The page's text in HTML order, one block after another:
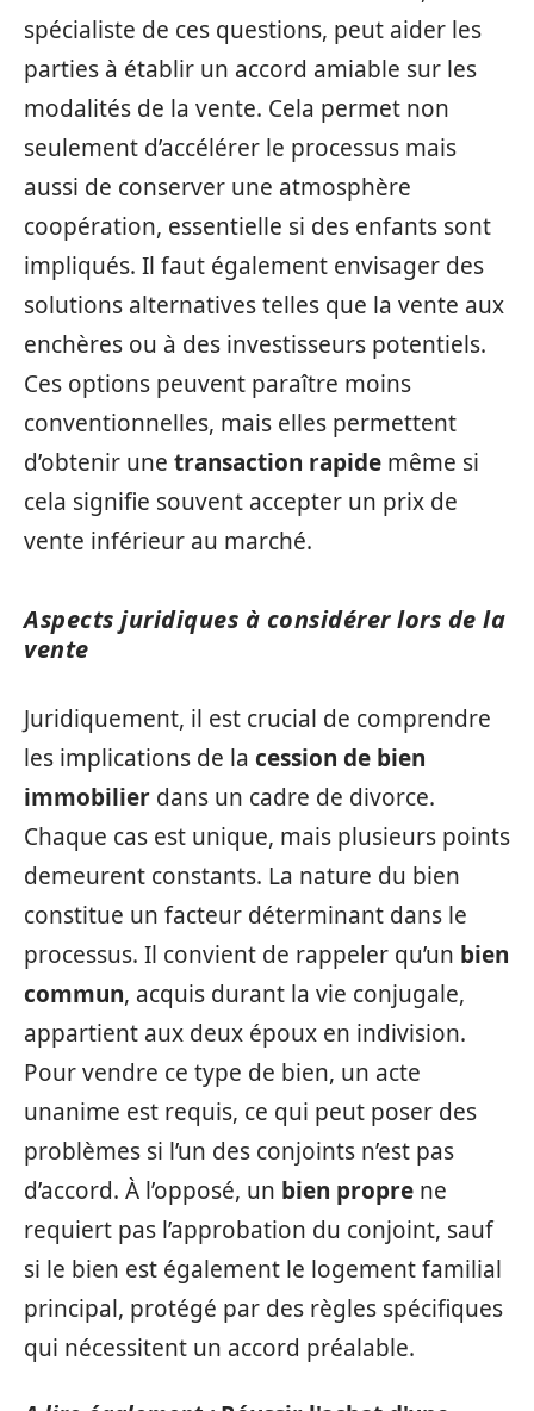
spécialiste de ces questions, peut aider les
parties à établir un accord amiable sur les
modalités de la vente. Cela permet non
seulement d’accélérer le processus mais
aussi de conserver une atmosphère
coopération, essentielle si des enfants sont
impliqués. Il faut également envisager des
solutions alternatives telles que la vente aux
enchères ou à des investisseurs potentiels.
Ces options peuvent paraître moins
conventionnelles, mais elles permettent
d’obtenir une transaction rapide même si
cela signifie souvent accepter un prix de
vente inférieur au marché.
Aspects juridiques à considérer lors de la
vente
Juridiquement, il est crucial de comprendre
les implications de la cession de bien
immobilier dans un cadre de divorce.
Chaque cas est unique, mais plusieurs points
demeurent constants. La nature du bien
constitue un facteur déterminant dans le
processus. Il convient de rappeler qu’un bien
commun, acquis durant la vie conjugale,
appartient aux deux époux en indivision.
Pour vendre ce type de bien, un acte
unanime est requis, ce qui peut poser des
problèmes si l’un des conjoints n’est pas
d’accord. À l’opposé, un bien propre ne
requiert pas l’approbation du conjoint, sauf
si le bien est également le logement familial
principal, protégé par des règles spécifiques
qui nécessitent un accord préalable.